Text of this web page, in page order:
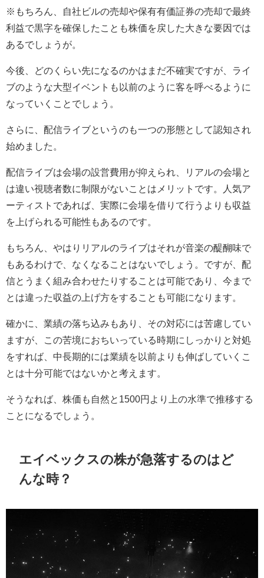
※もちろん、自社ビルの売却や保有有価証券の売却で最終
利益で黒字を確保したことも株価を戻した大きな要因では
あるでしょうが。
今後、どのくらい先になるのかはまだ不確実ですが、ライ
ブのような大型イベントも以前のように客を呼べるように
なっていくことでしょう。
さらに、配信ライブというのも一つの形態として認知され
始めました。
配信ライブは会場の設営費用が抑えられ、リアルの会場と
は違い視聴者数に制限がないことはメリットです。人気ア
ーティストであれば、実際に会場を借りて行うよりも収益
を上げられる可能性もあるのです。
もちろん、やはりリアルのライブはそれが音楽の醍醐味で
もあるわけで、なくなることはないでしょう。ですが、配
信とうまく組み合わせたりすることは可能であり、今まで
とは違った収益の上げ方をすることも可能になります。
確かに、業績の落ち込みもあり、その対応には苦慮してい
ますが、この苦境におちいっている時期にしっかりと対処
をすれば、中長期的には業績を以前よりも伸ばしていくこ
とは十分可能ではないかと考えます。
そうなれば、株価も自然と 1500円より上の水準で推移する
ことになるでしょう。
エイベックスの株が急落するのはど
んな時？